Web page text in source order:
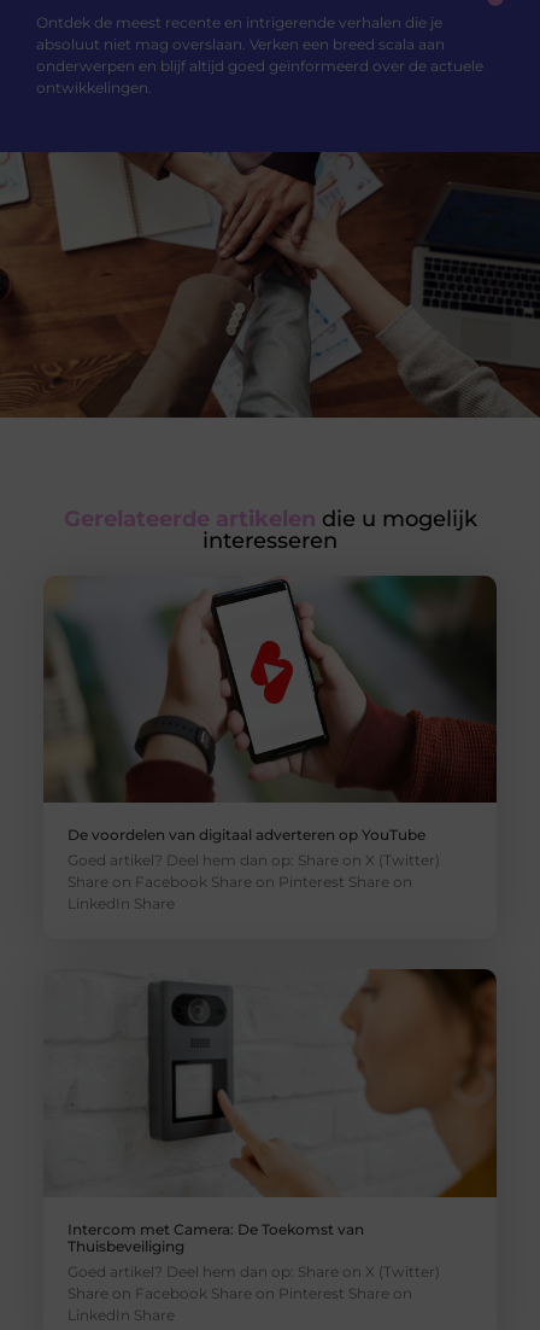
Ontdek de meest recente en intrigerende verhalen die je
absoluut niet mag overslaan. Verken een breed scala aan
onderwerpen en blijf altijd goed geïnformeerd over de actuele
ontwikkelingen.
Gerelateerde artikelen die u mogelijk
interesseren
De voordelen van digitaal adverteren op YouTube
Goed artikel? Deel hem dan op: Share on X (Twitter)
Share on Facebook Share on Pinterest Share on
LinkedIn Share
Intercom met Camera: De Toekomst van
Thuisbeveiliging
Goed artikel? Deel hem dan op: Share on X (Twitter)
Share on Facebook Share on Pinterest Share on
LinkedIn Share